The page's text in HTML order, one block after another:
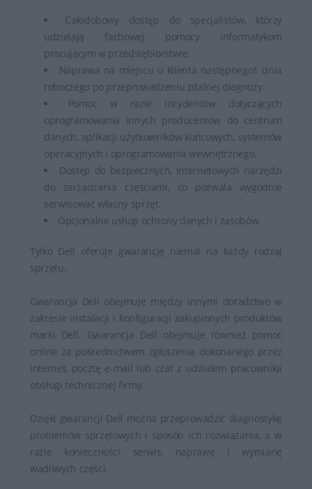
Całodobowy dostęp do specjalistów, którzy
udzielają fachowej pomocy informatykom
pracującym w przedsiębiorstwie.
Naprawa na miejscu u klienta następnego1 dnia
roboczego po przeprowadzeniu zdalnej diagnozy.
Pomoc w razie incydentów dotyczących
oprogramowania innych producentów do centrum
danych, aplikacji użytkowników końcowych, systemów
operacyjnych i oprogramowania wewnętrznego.
Dostęp do bezpiecznych, internetowych narzędzi
do zarządzania częściami, co pozwala wygodnie
serwisować własny sprzęt.
Opcjonalne usługi ochrony danych i zasobów.
Tylko Dell oferuje gwarancję niemal na każdy rodzaj
sprzętu.
Gwarancja Dell obejmuje między innymi doradztwo w
zakresie instalacji i konfiguracji zakupionych produktów
marki Dell. Gwarancja Dell obejmuje również pomoc
online za pośrednictwem zgłoszenia dokonanego przez
internet, pocztę e-mail lub czat z udziałem pracownika
obsługi technicznej firmy.
Dzięki gwarancji Dell można przeprowadzić diagnostykę
problemów sprzętowych i sposób ich rozwiązania, a w
razie konieczności serwis, naprawę i wymianę
wadliwych części.